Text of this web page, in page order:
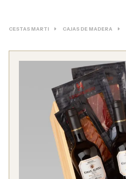
CESTAS MARTI CAJAS DE MADERA